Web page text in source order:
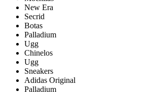
New Era
Secrid
Botas
Palladium
Ugg
Chinelos
Ugg
Sneakers
Adidas Original
Palladium